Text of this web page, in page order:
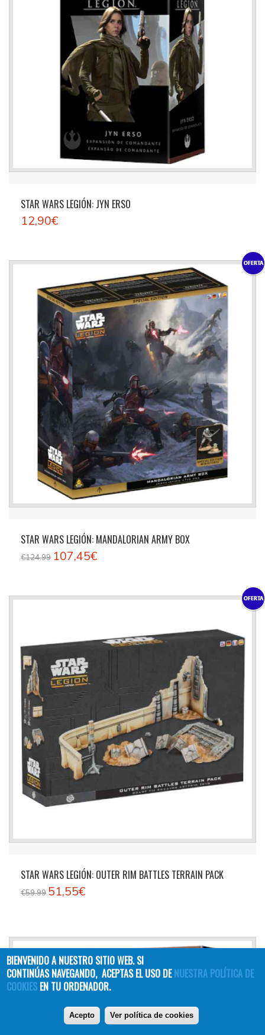
STAR WARS LEGIÓN: JYN ERSO
12,90€
STAR WARS LEGIÓN: MANDALORIAN ARMY BOX
€124.99 107,45€
STAR WARS LEGIÓN: OUTER RIM BATTLES TERRAIN PACK
€59.99 51,55€
BIENVENIDO A NUESTRO SITIO WEB. SI
CONTINÚAS NAVEGANDO, ACEPTAS EL USO DENUESTRA POLÍTICA DE
COOKIES EN TU ORDENADOR.
Acepto Ver política de cookies